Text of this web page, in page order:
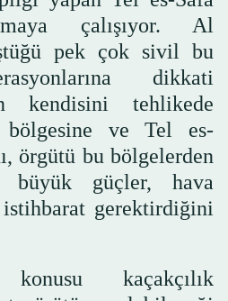
çalışıyor. Al
pek çok sivil bu
dikkati
kendisini tehlikede
bölgesine ve Tel es-
örgütü bu bölgelerden
büyük güçler, hava
istihbarat gerektirdiğini
kaçakçılık